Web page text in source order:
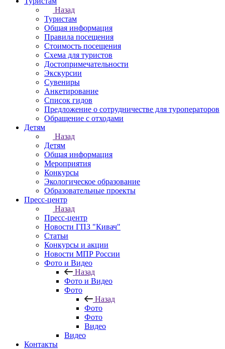
Назад
Туристам
Общая информация
Правила посещения
Стоимость посещения
Схема для туристов
Достопримечательности
Экскурсии
Сувениры
Анкетирование
Список гидов
Предложение о сотрудничестве для туроператоров
Обращение с отходами
Детям
Назад
Детям
Общая информация
Мероприятия
Конкурсы
Экологическое образование
Образовательные проекты
Пресс-центр
Назад
Пресс-центр
Новости ГПЗ "Кивач"
Статьи
Конкурсы и акции
Новости МПР России
Фото и Видео
Назад
Фото и Видео
Фото
Назад
Фото
Фото
Видео
Видео
Контакты